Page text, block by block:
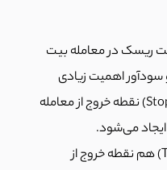
ریسک در معامله بیت
اهمیت زیادی
دارند. استاپ لاس یا حد ضرر (Stop Loss) نقطه خروج از معامله
ایجاد می‌شود.
تیک پرافیت یا حد سود (Take Profit) هم نقطه خروج از